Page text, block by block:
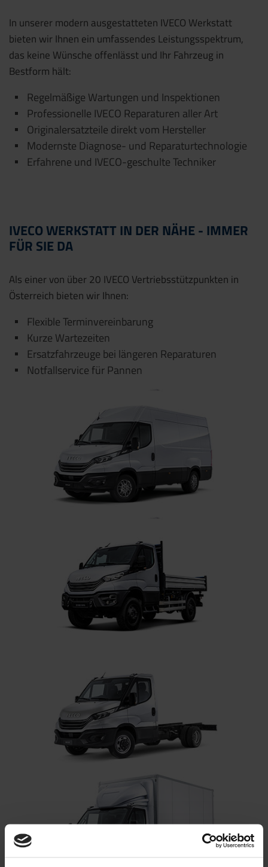
In unserer modern ausgestatteten IVECO Werkstatt
bieten wir Ihnen ein umfassendes Leistungsspektrum,
das keine Wünsche offenlässt und Ihr Fahrzeug in
Bestform hält:
Regelmäßige Wartungen und Inspektionen
Professionelle IVECO Reparaturen aller Art
Originalersatzteile direkt vom Hersteller
Modernste Diagnose- und Reparaturtechnologie
Erfahrene und IVECO-geschulte Techniker
IVECO WERKSTATT IN DER NÄHE - IMMER
FÜR SIE DA
Als einer von über 20 IVECO Vertriebsstützpunkten in
Österreich bieten wir Ihnen:
Flexible Terminvereinbarung
Kurze Wartezeiten
Ersatzfahrzeuge bei längeren Reparaturen
Notfallservice für Pannen